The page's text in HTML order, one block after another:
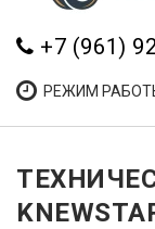
+7 (961)
РЕЖИМ